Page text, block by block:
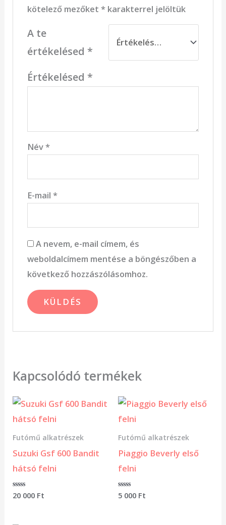
kötelező mezőket *karakterrel jelöltük
A te
értékelésed *
Értékelésed *
Név*
E-mail *
A nevem, e-mail címem, és
weboldalcímem mentése a böngészőben a
következő hozzászólásomhoz.
Kapcsolódó termékek
Futómű alkatrészek
Suzuki Gsf 600 Bandit
hátsó felni
Értékelés:
20 000 Ft
Futómű alkatrészek
Piaggio Beverly első
felni
Értékelés:
5 000 Ft